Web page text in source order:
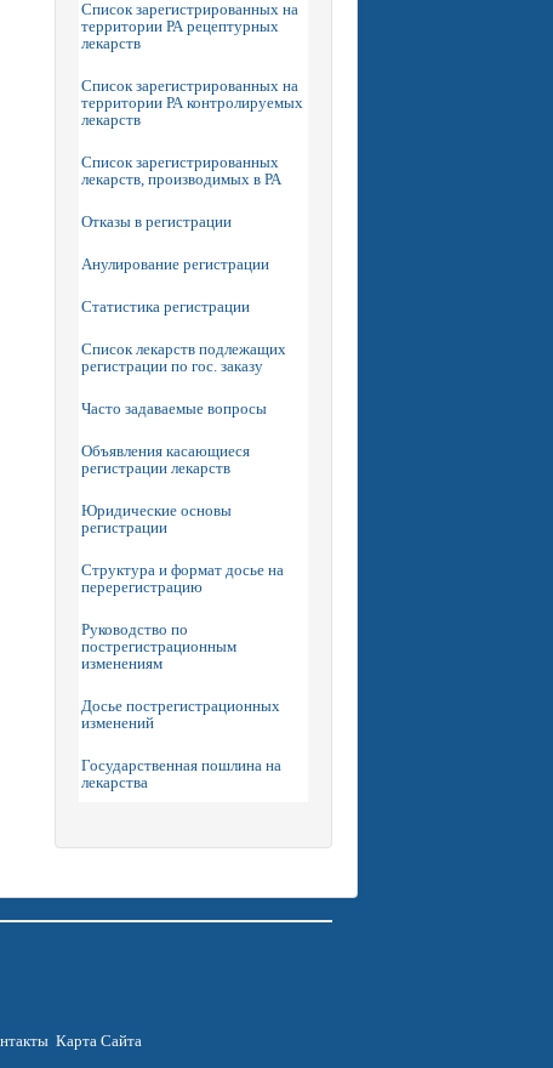
Список зарегистрированных на
территории РА рецептурных
лекарств
Список зарегистрированных на
территории РА контролируемых
лекарств
Список зарегистрированных
лекарств, производимых в РА
Отказы в регистрации
Анулирование регистрации
Статистика регистрации
Список лекарств подлежащих
регистрации по гос. заказу
Часто задаваемые вопросы
Объявления касающиеся
регистрации лекарств
Юридические основы
регистрации
Структура и формат досье на
перерегистрацию
Руководство по
пострегистрационным
изменениям
Досье пострегистрационных
изменений
Государственная пошлина на
лекарства
Карта Сайта